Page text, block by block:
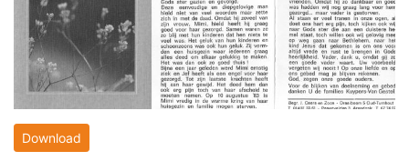
Download